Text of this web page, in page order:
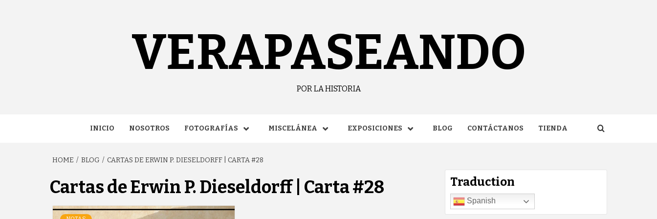
VERAPASEANDO
POR LA HISTORIA
INICIO NOSOTROS FOTOGRAFÍAS MISCELÁNEA EXPOSICIONES BLOG CONTÁCTANOS TIENDA
HOME BLOG CARTAS DE ERWIN P. DIESELDORFF | CARTA #28
Cartas de Erwin P. Dieseldorff | Carta #28 Traduction
Spanish